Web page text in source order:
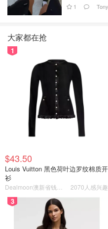
万能饼皮可以做面食类的
【樱花酥】切5刀，再把每
子，在每一片花瓣上再划两
【爱心菊花酥】能切多少刀
是单数那就普通菊花酥，双
每两个花瓣面对面的转，这
形菊花酥，烤出的菊花瓣是
之前分享过很多花式酥皮甜
1
大家都在抢
1
$43.50
Louis Vuitton 黑色荷叶边罗纹棉质开
衫
2070人感兴趣
3